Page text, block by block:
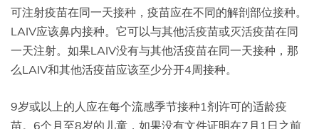
可注射疫苗在同一天接种，疫苗应在不同的解剖部位接种。
LAIV应该鼻内接种。它可以与其他活疫苗或灭活疫苗在同
一天注射。如果LAIV没有与其他活疫苗在同一天接种，那
么LAIV和其他活疫苗应该至少分开4周接种。
9岁或以上的人应在每个流感季节接种1剂许可的适龄疫
苗。6个月至8岁的儿童，如果没有文件证明在7月1日之前